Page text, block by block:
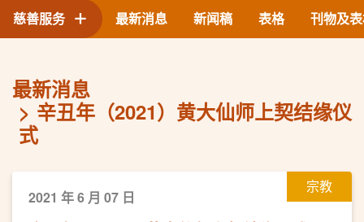
联络我们
最新消息 新闻稿 表格 刊物及
慈善服务
最新消息
辛丑年（2021）黄大仙师上契结缘仪
式
宗教
2021 年 6 月 07 日